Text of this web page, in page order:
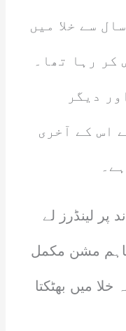
سے خلا میں
کر رہا تھا۔
دیگر
اس کے آخری
2025 میں چاند پر لینڈرز لے
مشن مکمل
میں بھٹکتا